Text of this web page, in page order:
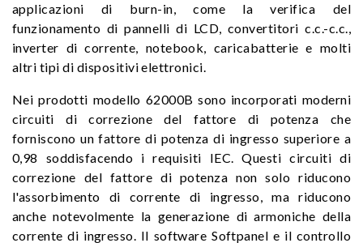
applicazioni di burn-in, come la verifica del
funzionamento di pannelli di LCD, convertitori c.c.-c.c.,
inverter di corrente, notebook, caricabatterie e molti
altri tipi di dispositivi elettronici.
Nei prodotti modello 62000B sono incorporati moderni
circuiti di correzione del fattore di potenza che
forniscono un fattore di potenza di ingresso superiore a
0,98 soddisfacendo i requisiti IEC. Questi circuiti di
correzione del fattore di potenza non solo riducono
l'assorbimento di corrente di ingresso, ma riducono
anche notevolmente la generazione di armoniche della
corrente di ingresso. Il software Softpanel e il controllo